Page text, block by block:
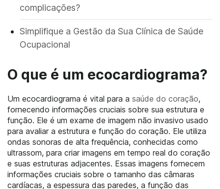
complicações?
Simplifique a Gestão da Sua Clínica de Saúde
Ocupacional
O que é um ecocardiograma?
Um ecocardiograma é vital para a saúde do coração,
fornecendo informações cruciais sobre sua estrutura e
função. Ele é um exame de imagem não invasivo usado
para avaliar a estrutura e função do coração. Ele utiliza
ondas sonoras de alta frequência, conhecidas como
ultrassom, para criar imagens em tempo real do coração
e suas estruturas adjacentes. Essas imagens fornecem
informações cruciais sobre o tamanho das câmaras
cardíacas, a espessura das paredes, a função das